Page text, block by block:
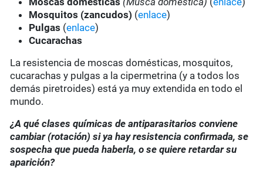
Mosquitos (zancudos) (enlace)
Pulgas (enlace)
Cucarachas
La resistencia de moscas domésticas, mosquitos,
cucarachas y pulgas a la cipermetrina (y a todos los
demás piretroides) está ya muy extendida en todo el
mundo.
¿A qué clases químicas de antiparasitarios conviene
cambiar (rotación) si ya hay resistencia confirmada, se
sospecha que pueda haberla, o se quiere retardar su
aparición?